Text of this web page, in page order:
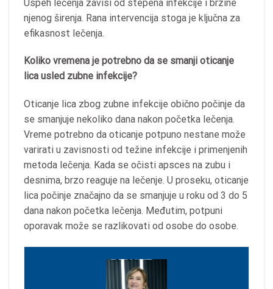
Uspeh lečenja zavisi od stepena infekcije i brzine
njenog širenja. Rana intervencija stoga je ključna za
efikasnost lečenja.
Koliko vremena je potrebno da se smanji oticanje
lica usled zubne infekcije?
Oticanje lica zbog zubne infekcije obično počinje da
se smanjuje nekoliko dana nakon početka lečenja.
Vreme potrebno da oticanje potpuno nestane može
varirati u zavisnosti od težine infekcije i primenjenih
metoda lečenja. Kada se očisti apsces na zubu i
desnima, brzo reaguje na lečenje. U proseku, oticanje
lica počinje značajno da se smanjuje u roku od 3 do 5
dana nakon početka lečenja. Međutim, potpuni
oporavak može se razlikovati od osobe do osobe.